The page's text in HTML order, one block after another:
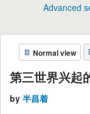
目
录
Advanced
Normal view
第三世界兴起
by 半昌着